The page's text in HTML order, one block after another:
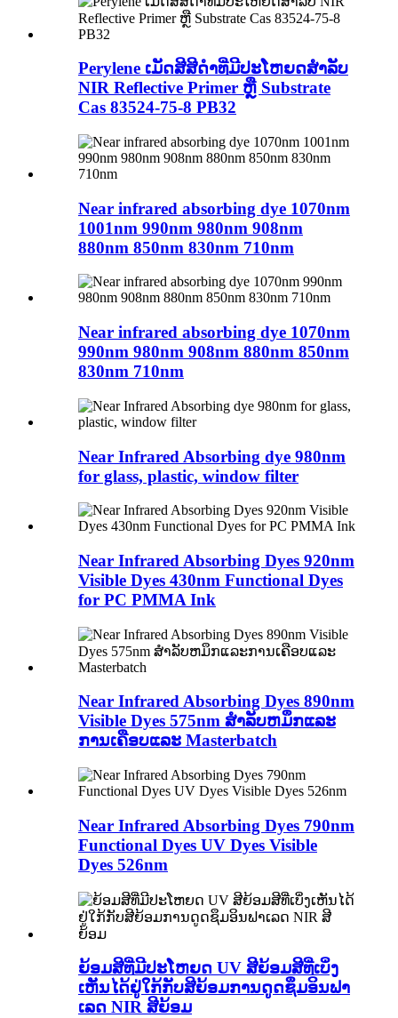
Perylene ເມັດສີສີດໍາທີ່ມີປະໂຫຍດສໍາລັບ
NIR Reflective Primer ຫຼື Substrate
Cas 83524-75-8 PB32
Near infrared absorbing dye 1070nm
1001nm 990nm 980nm 908nm
880nm 850nm 830nm 710nm
Near infrared absorbing dye 1070nm
990nm 980nm 908nm 880nm 850nm
830nm 710nm
Near Infrared Absorbing dye 980nm
for glass, plastic, window filter
Near Infrared Absorbing Dyes 920nm
Visible Dyes 430nm Functional Dyes
for PC PMMA Ink
Near Infrared Absorbing Dyes 890nm
Visible Dyes 575nm ສໍາລັບຫມຶກແລະ
ການເຄືອບແລະ Masterbatch
Near Infrared Absorbing Dyes 790nm
Functional Dyes UV Dyes Visible
Dyes 526nm
ຍ້ອມສີທີ່ມີປະໂຫຍດ UV ສີຍ້ອມສີທີ່ເບິ່ງ
ເຫັນໄດ້ຢູ່ໃກ້ກັບສີຍ້ອມການດູດຊຶມອິນຟາ
ເລດ NIR ສີຍ້ອມ